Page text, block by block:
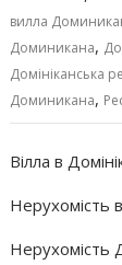
o
k
вилла
Доминикана,
Домініканська
Доминикана,
Вілла в
Нерухомість в
Нерухомість